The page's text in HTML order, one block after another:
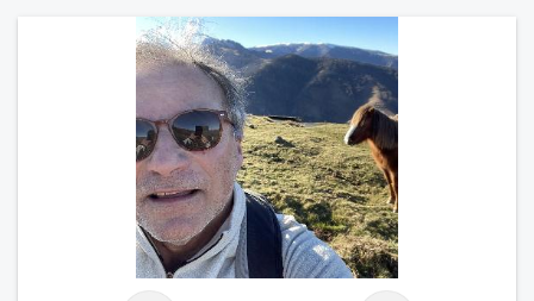
d'informations. A bientôt